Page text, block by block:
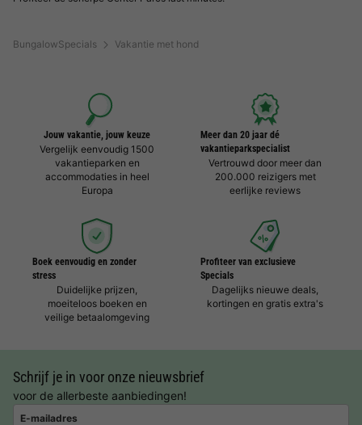
BungalowSpecials Vakantie met hond
Jouw vakantie, jouw keuze
Vergelijk eenvoudig 1500
vakantieparken en
accommodaties in heel
Europa
Meer dan 20 jaar dé
vakantieparkspecialist
Vertrouwd door meer dan
200.000 reizigers met
eerlijke reviews
Boek eenvoudig en zonder
stress
Duidelijke prijzen,
moeiteloos boeken en
veilige betaalomgeving
Profiteer van exclusieve
Specials
Dagelijks nieuwe deals,
kortingen en gratis extra's
Schrijf je in voor onze nieuwsbrief
voor de allerbeste aanbiedingen!
E-mailadres